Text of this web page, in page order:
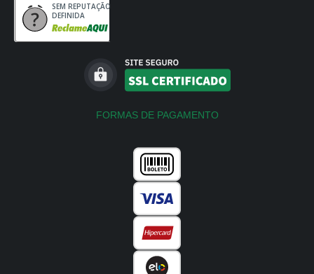
SEM REPUTAÇÃO
DEFINIDA
FORMAS DE PAGAMENTO